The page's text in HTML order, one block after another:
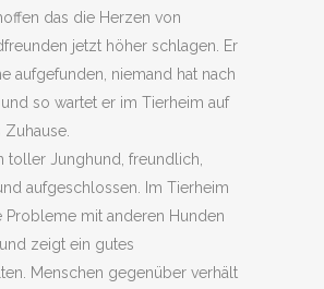
das die Herzen von
jetzt höher schlagen. Er
aufgefunden, niemand hat nach
so wartet er im Tierheim auf
toller Junghund, freundlich,
aufgeschlossen. Im Tierheim
Probleme mit anderen Hunden
zeigt ein gutes
Menschen gegenüber verhält